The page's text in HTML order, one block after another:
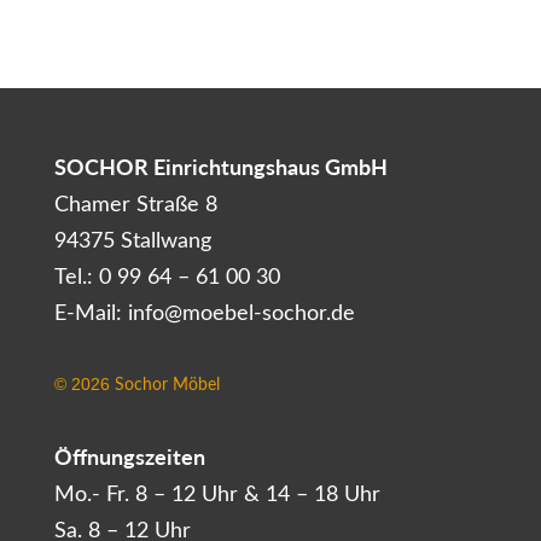
SOCHOR Einrichtungshaus GmbH
Chamer Straße 8
94375 Stallwang
Tel.: 0 99 64 – 61 00 30
E-Mail: info@moebel-sochor.de
© 2026 Sochor Möbel
Öffnungszeiten
Mo.- Fr. 8 – 12 Uhr & 14 – 18 Uhr
Sa. 8 – 12 Uhr